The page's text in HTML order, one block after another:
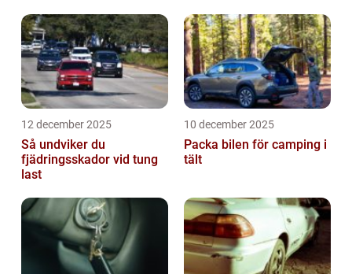
12 december 2025
Så undviker du
fjädringsskador vid tung
last
10 december 2025
Packa bilen för camping i
tält